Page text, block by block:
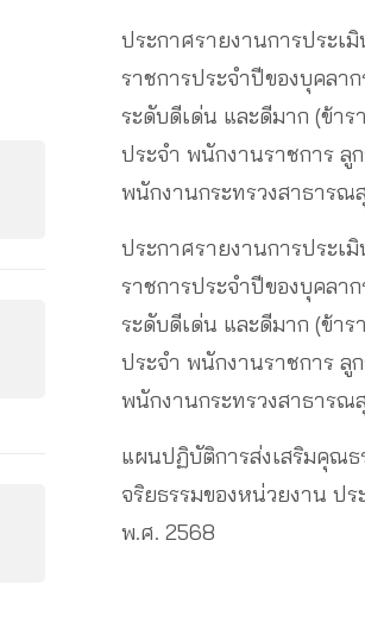
ประกาศรายงานการประเ
ราชการประจำปีของบุคลา
ระดับดีเด่น และดีมาก (ข้าร
ประจำ พนักงานราชการ ลู
พนักงานกระทรวงสาธารณ
ประกาศรายงานการประเ
ราชการประจำปีของบุคลา
ระดับดีเด่น และดีมาก (ข้าร
ประจำ พนักงานราชการ ลู
พนักงานกระทรวงสาธารณ
แผนปฏิบัติการส่งเสริมคุณธ
จริยธรรมของหน่วยงาน ป
พ.ศ. 2568